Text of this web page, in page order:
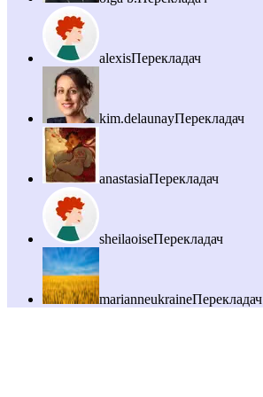
alexisПерекладач
kim.delaunayПерекладач
anastasiaПерекладач
sheilaoiseПерекладач
marianneukraineПерекладач